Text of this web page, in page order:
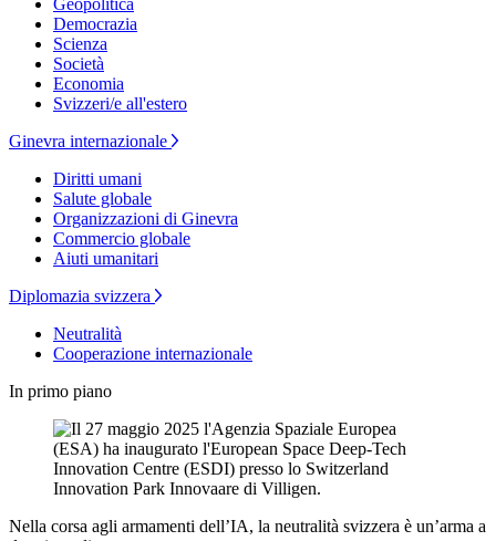
Geopolitica
Democrazia
Scienza
Società
Economia
Svizzeri/e all'estero
Ginevra internazionale
Diritti umani
Salute globale
Organizzazioni di Ginevra
Commercio globale
Aiuti umanitari
Diplomazia svizzera
Neutralità
Cooperazione internazionale
In primo piano
Nella corsa agli armamenti dell’IA, la neutralità svizzera è un’arma a